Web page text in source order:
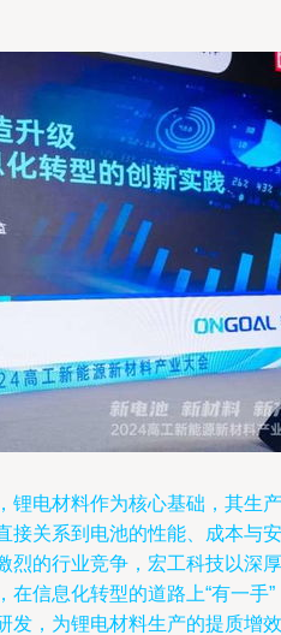
锂电材料作为核心基础，其生产
接关系到电池的性能、成本与安
烈的行业竞争，宏工科技以深厚
信息化转型的道路上“有一手”
发，为锂电材料生产的提质增效